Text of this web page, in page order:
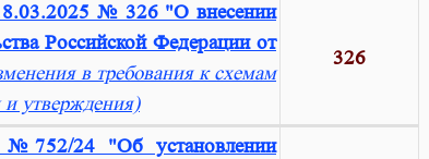
№ 326 "О внесении
Российской Федерации от
в требования к схемам
и утверждения)
326
24 "Об установлении